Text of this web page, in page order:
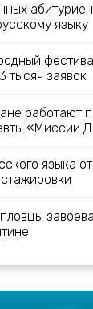
языку
тысяч заявок
работают
«Миссии
языка